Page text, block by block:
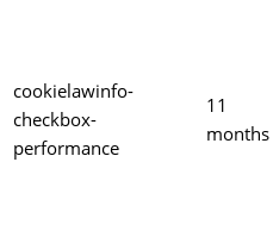
cookielawinfo-
checkbox-
performance
11
months